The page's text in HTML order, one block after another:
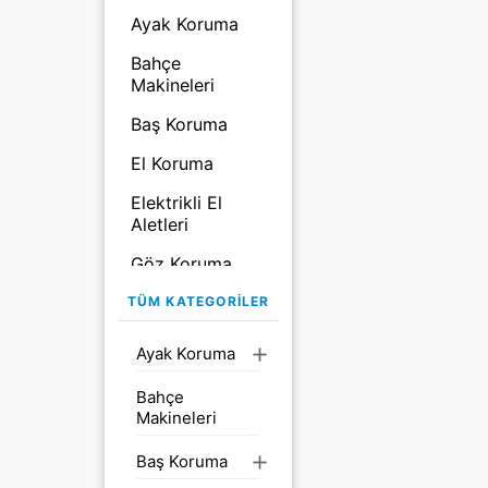
Ayak Koruma
Bahçe
Makineleri
Baş Koruma
El Koruma
Elektrikli El
Aletleri
Göz Koruma
Göz ve Boy
Duşları
Kağıtlar &
Dispenserler
Kimyasal ve
TÜM KATEGORILER
Ayak Koruma add
Bahçe
Makineleri
Baş Koruma add